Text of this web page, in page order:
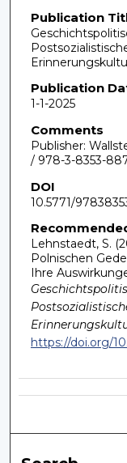
Publication
Publication
1-1-2025
Comments
Publisher:
/ 978-3-8353-
DOI
10.5771/
Lehnstaedt, S.
Polnischen
Ihre
https://doi.org/